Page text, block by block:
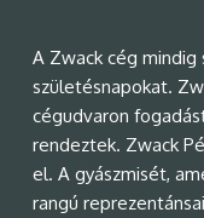
A Zwack cég mindig
születésnapokat.
cégudvaron
rendeztek. Zwack
el. A gyászmisét,
rangú